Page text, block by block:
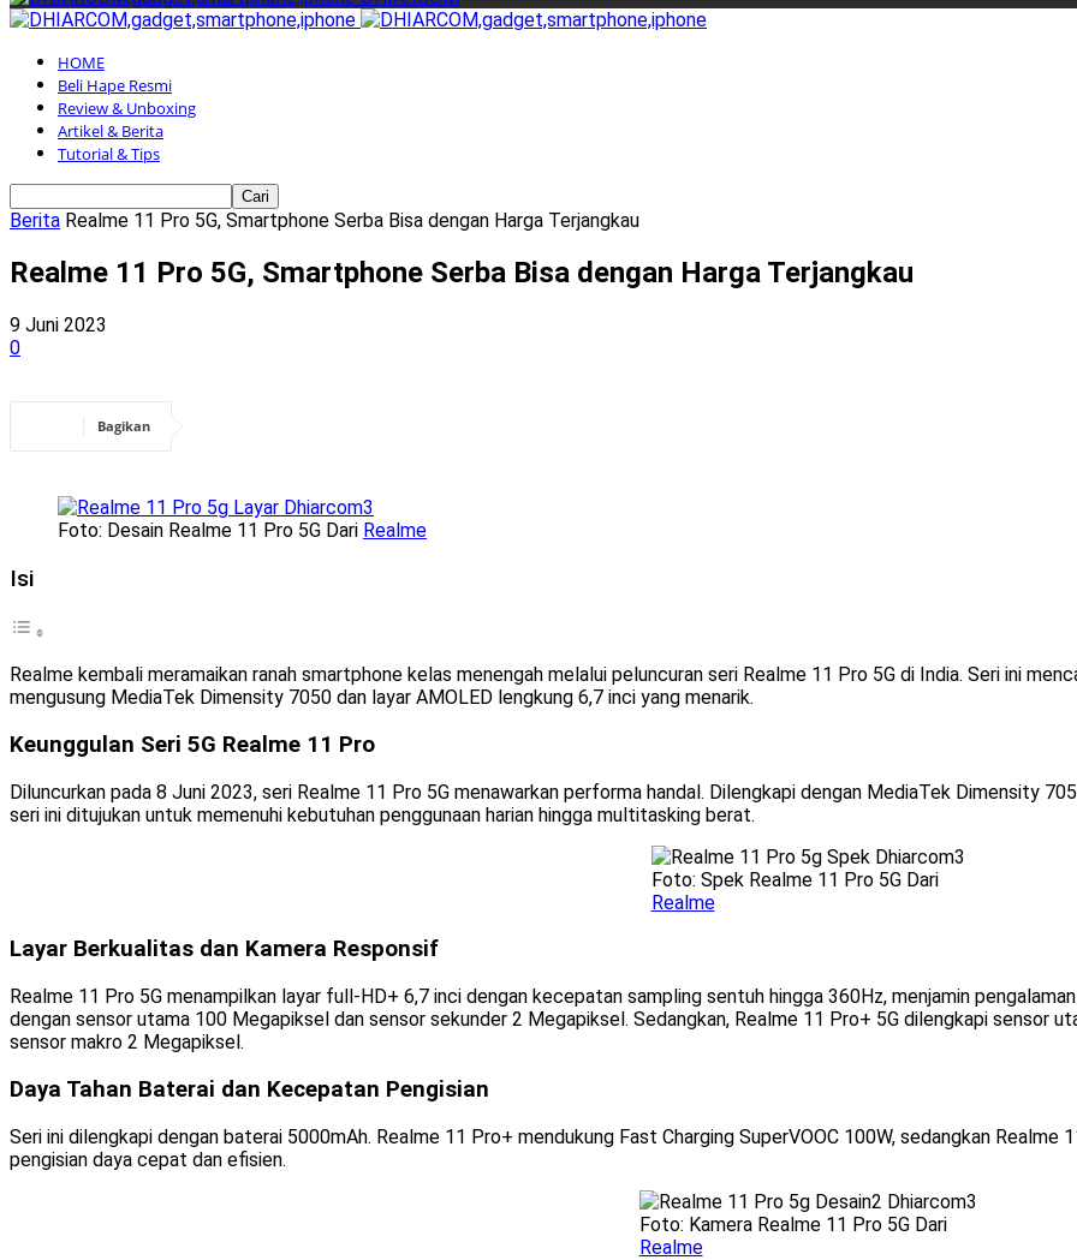
HOME
Beli Hape Resmi
Review & Unboxing
Artikel & Berita
Tutorial & Tips
Berita Realme 11 Pro 5G, Smartphone Serba Bisa dengan Harga Terjangkau
Realme 11 Pro 5G, Smartphone Serba Bisa dengan Harga Terjangkau
9 Juni 2023
0
Bagikan
Foto: Desain Realme 11 Pro 5G Dari Realme
Isi
Realme kembali meramaikan ranah smartphone kelas menengah melalui peluncuran seri Realme 11 Pro 5G di India. Seri ini
mengusung MediaTek Dimensity 7050 dan layar AMOLED lengkung 6,7 inci yang menarik.
Keunggulan Seri 5G Realme 11 Pro
Diluncurkan pada 8 Juni 2023, seri Realme 11 Pro 5G menawarkan performa handal. Dilengkapi dengan MediaTek Dimensity
seri ini ditujukan untuk memenuhi kebutuhan penggunaan harian hingga multitasking berat.
Foto: Spek Realme 11 Pro 5G Dari
Realme
Layar Berkualitas dan Kamera Responsif
Realme 11 Pro 5G menampilkan layar full-HD+ 6,7 inci dengan kecepatan sampling sentuh hingga 360Hz, menjamin
dengan sensor utama 100 Megapiksel dan sensor sekunder 2 Megapiksel. Sedangkan, Realme 11 Pro+ 5G dilengkapi sensor
sensor makro 2 Megapiksel.
Daya Tahan Baterai dan Kecepatan Pengisian
Seri ini dilengkapi dengan baterai 5000mAh. Realme 11 Pro+ mendukung Fast Charging SuperVOOC 100W, sedangkan Realme
pengisian daya cepat dan efisien.
Foto: Kamera Realme 11 Pro 5G Dari
Realme